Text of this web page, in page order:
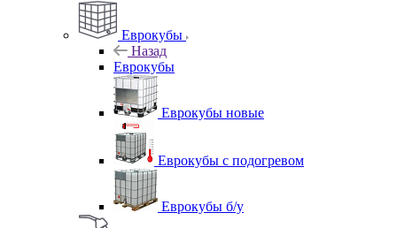
Еврокубы
Назад
Еврокубы
Еврокубы новые
Еврокубы с подогревом
Еврокубы б/у